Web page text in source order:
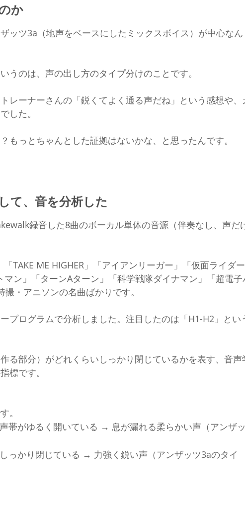
か
ッツ3a（地声をベースにしたミックスボイス）が中心なん
うのは、声の出し方のタイプ分けのことです。
レーナーさんの「鋭くてよく通る声だね」という感想や、
した。
もっとちゃんとした証拠はないかな、と思ったんです。
て、音を分析した
録音した8曲のボーカル単体の音源（伴奏なし、声だ
TAKE ME HIGHER」「アイアンリーガー」「仮面ライダー
マン」「ターンAターン」「科学戦隊ダイナマン」「超電子
・アニソンの名曲ばかりです。
プログラムで分析しました。注目したのは「H1-H2」とい
る部分）がどれくらいしっかり閉じているかを表す、音声
標です。
。
帯がゆるく開いている → 息が漏れる柔らかい声（アンザッ
っかり閉じている → 力強く鋭い声（アンザッツ3aのタイ